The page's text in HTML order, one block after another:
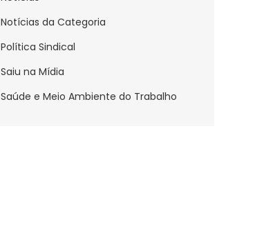
Notícias da Categoria
Política Sindical
Saiu na Mídia
Saúde e Meio Ambiente do Trabalho